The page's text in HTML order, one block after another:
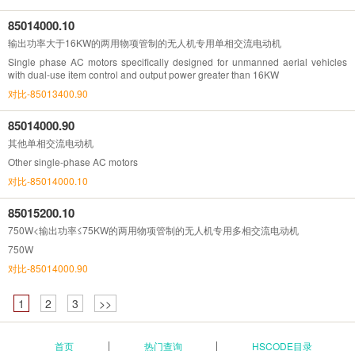
85014000.10
输出功率大于16KW的两用物项管制的无人机专用单相交流电动机
Single phase AC motors specifically designed for unmanned aerial vehicles
with dual-use item control and output power greater than 16KW
对比-85013400.90
85014000.90
其他单相交流电动机
Other single-phase AC motors
对比-85014000.10
85015200.10
750W<输出功率≤75KW的两用物项管制的无人机专用多相交流电动机
750W
对比-85014000.90
1 2 3 >>
首页 热门查询 HSCODE目录